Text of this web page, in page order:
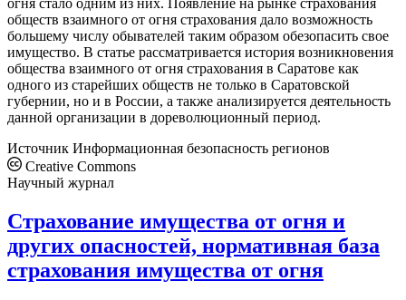
огня стало одним из них. Появление на рынке страхования
обществ взаимного от огня страхования дало возможность
большему числу обывателей таким образом обезопасить свое
имущество. В статье рассматривается история возникновения
общества взаимного от огня страхования в Саратове как
одного из старейших обществ не только в Саратовской
губернии, но и в России, а также анализируется деятельность
данной организации в дореволюционный период.
Источник Информационная безопасность регионов
Creative Commons
Научный журнал
Страхование имущества от огня и
других опасностей, нормативная база
страхования имущества от огня